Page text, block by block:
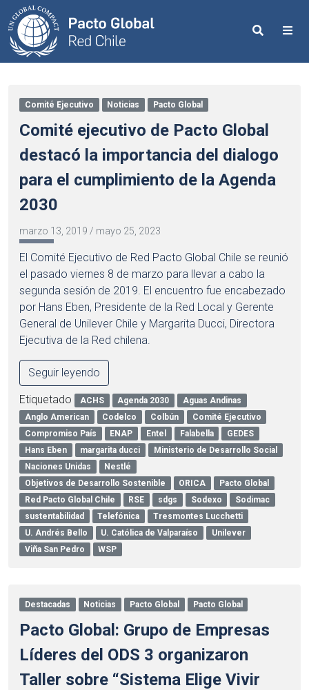
Search
Comité Ejecutivo Noticias Pacto Global
Comité ejecutivo de Pacto Global
destacó la importancia del dialogo
para el cumplimiento de la Agenda
2030
marzo 13, 2019 / mayo 25, 2023
El Comité Ejecutivo de Red Pacto Global Chile se reunió
el pasado viernes 8 de marzo para llevar a cabo la
segunda sesión de 2019. El encuentro fue encabezado
por Hans Eben, Presidente de la Red Local y Gerente
General de Unilever Chile y Margarita Ducci, Directora
Ejecutiva de la Red chilena.
Seguir leyendo
Etiquetado ACHS Agenda 2030
Aguas Andinas
Anglo American
Codelco Colbún
Comité Ejecutivo
Compromiso País
ENAP Entel Falabella
GEDES
Hans Eben
margarita ducci
Ministerio de Desarrollo Social
Naciones Unidas
Nestlé
Objetivos de Desarrollo Sostenible
ORICA
Pacto Global
Red Pacto Global Chile
RSE sdgs Sodexo
Sodimac
sustentabilidad
Telefónica
Tresmontes Lucchetti
U. Andrés Bello
U. Católica de Valparaíso
Unilever
Viña San Pedro
WSP
Destacadas Noticias Pacto Global Pacto Global
Pacto Global: Grupo de Empresas
Líderes del ODS 3 organizaron
Taller sobre “Sistema Elige Vivir